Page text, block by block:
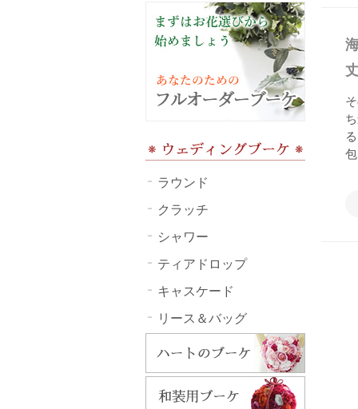
ラウンド
クラッチ
シャワー
ティアドロップ
キャスケード
リース＆バッグ